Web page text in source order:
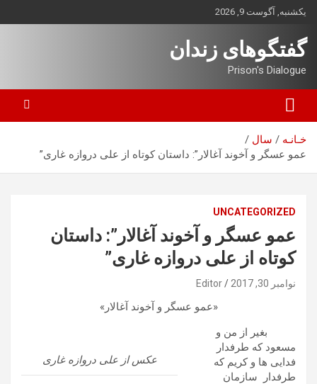
بروید
یکشنبه, آگوست 9, 2026
گفتگوهای زندان
Prison's Dialogue
خـانـه
سال
عمو عسگر و آخوند آغالار”: داستان کوتاه از علی دروازه غاری”
UNCATEGORIZED
عمو عسگر و آخوند آغالار”: داستان
کوتاه از علی دروازه غاری”
نوامبر 30, 2017 Editor
«عمو عسگر و آخوند آغالار»
عکس از علی دروازه غاری
بغیر از من و
مسعود که طرفدار
فدایی ها و کریم که
طرفدار سازمان